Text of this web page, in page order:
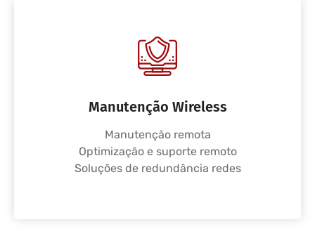
Manutenção Wireless
Manutenção remota
Optimização e suporte remoto
Soluções de redundância redes